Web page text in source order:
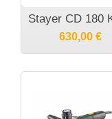
630,00 €